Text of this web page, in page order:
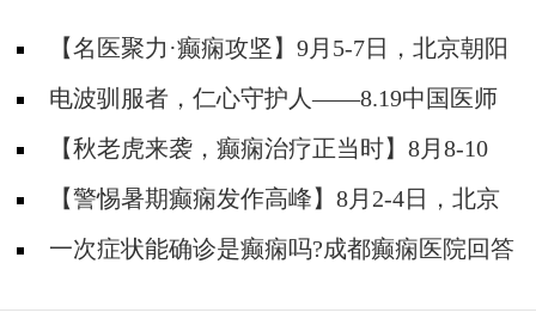
【名医聚力·癫痫攻坚】9月5-7日，北京朝阳
医院神经内科周立春博士成都公益会诊，名额有
限，速约！
电波驯服者，仁心守护人——8.19中国医师
节致敬神康抗癫团队
【秋老虎来袭，癫痫治疗正当时】8月8-10
日，北京癫痫名医周立春博士领衔暑期会诊，速
约！
【警惕暑期癫痫发作高峰】8月2-4日，北京
专家领衔多学科会诊，助力患者暑期癫痫攻坚
一次症状能确诊是癫痫吗?成都癫痫医院回答